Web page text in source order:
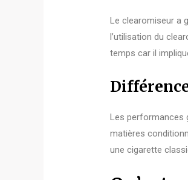
Le clearomiseur a
l’utilisation du
temps car il
Les performances
matières
une cigarette